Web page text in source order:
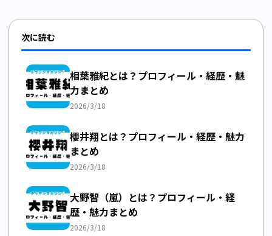
次に読む
相葉雅紀とは？プロフィール・経歴・魅
力まとめ
2026/3/18
櫻井翔とは？プロフィール・経歴・魅力
まとめ
2026/3/18
大野智（嵐）とは？プロフィール・経
歴・魅力まとめ
2026/3/18